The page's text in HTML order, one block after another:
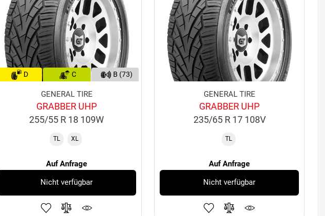
D C B (73)
GENERAL TIRE
GRABBER UHP
255/55 R 18 109W
TL XL
Auf Anfrage
Nicht verfügbar
GENERAL TIRE
GRABBER UHP
235/65 R 17 108V
TL
Auf Anfrage
Nicht verfügbar